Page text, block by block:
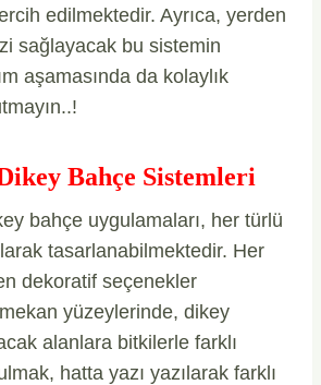
edilmektedir. Ayrıca, yerden
sağlayacak bu sistemin
aşamasında da kolaylık
Bahçe Sistemleri
bahçe uygulamaları, her türlü
tasarlanabilmektedir. Her
dekoratif seçenekler
yüzeylerinde, dikey
alanlara bitkilerle farklı
hatta yazı yazılarak farklı